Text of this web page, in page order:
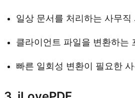
일상 문서를 처리하는 사무직
클라이언트 파일을 변환하는
빠른 일회성 변환이 필요한